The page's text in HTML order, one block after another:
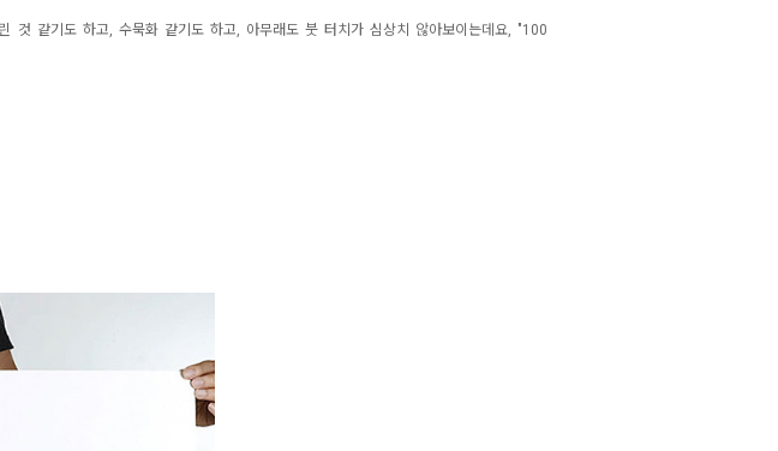
것 같기도 하고, 수묵화 같기도 하고, 아무래도 붓 터치가 심상치 않아보이는데요, "100